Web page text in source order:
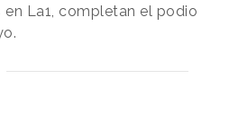
La1, completan el podio